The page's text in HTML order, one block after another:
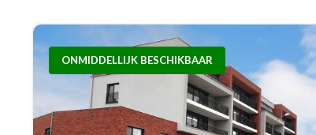
ONMIDDELLIJK BESCHIKBAAR